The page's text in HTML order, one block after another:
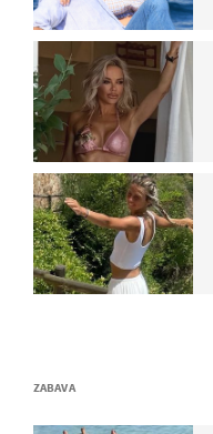
ZABAVA